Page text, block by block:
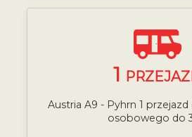
1
Austria A9 - Pyhrn 1
osobowego do